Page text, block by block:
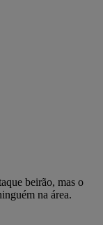
beirão, mas o
na área.